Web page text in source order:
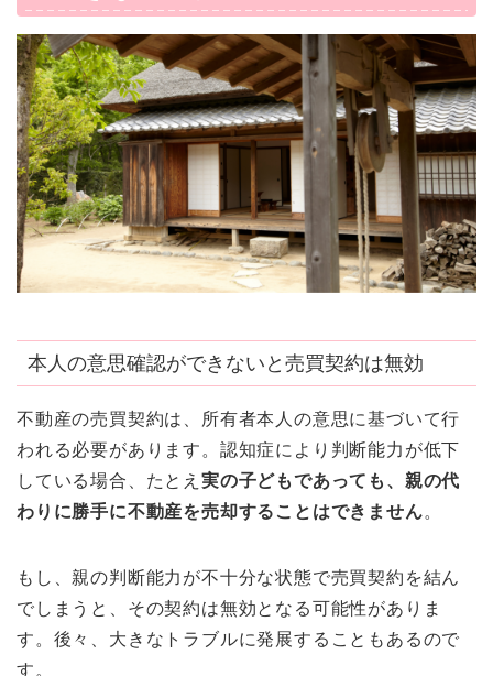
本人の意思確認ができないと売買契約は無効
不動産の売買契約は、所有者本人の意思に基づいて行
われる必要があります。認知症により判断能力が低下
している場合、たとえ 実の子どもであっても、親の代
わりに勝手に不動産を売却することはできません。
もし、親の判断能力が不十分な状態で売買契約を結ん
でしまうと、その契約は無効となる可能性がありま
す。後々、大きなトラブルに発展することもあるので
す。